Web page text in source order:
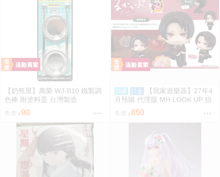
【奶熊屋】萬榮 WJ-B10 鐵製調
色棒 附塗料皿 台灣製造
售價 90
預購 訂金
【我家遊樂器】27年4
月預購 代理版 MH LOOK UP 抬
頭系列 刀劍亂舞ONLINE 加州清
售價 850